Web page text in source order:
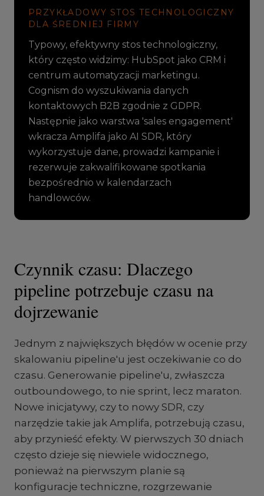
PRZYKŁADOWY STOS TECHNOLOGICZNY
DLA ŚREDNIEJ FIRMY
Typowy, efektywny stos technologiczny,
który często widzimy: HubSpot jako CRM i
centrum automatyzacji marketingu.
Cognism do wyszukiwania danych
kontaktowych B2B zgodnie z GDPR.
Następnie jako warstwa 'sales engagement'
wkracza Amplifa jako AI SDR, który
wykorzystuje dane, prowadzi kampanie i
rezerwuje zakwalifikowane spotkania
bezpośrednio w kalendarzach
handlowców.
Czynnik czasu: Dlaczego
pipeline potrzebuje czasu na
dojrzewanie
Jednym z największych błędów w ocenie przy
skalowaniu pipeline'u jest oczekiwanie co do
czasu. Generowanie pipeline'u, zwłaszcza
outboundowego, to nie sprint, lecz maraton.
Nowe inicjatywy, czy to nowy SDR, czy
narzędzie takie jak Amplifa, potrzebują czasu,
aby przynieść efekty. W pierwszych 30 dniach
często dzieje się niewiele widocznego,
ponieważ na pierwszym planie są
konfiguracje techniczne, rozgrzewanie